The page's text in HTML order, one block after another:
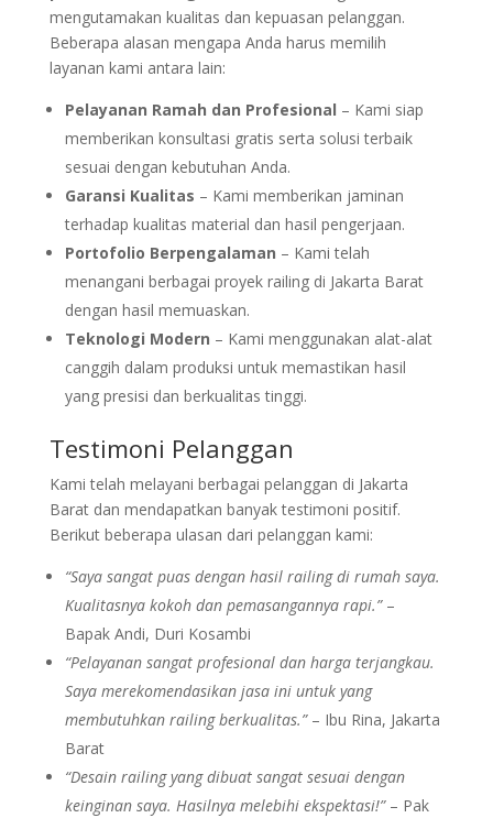
mengutamakan kualitas dan kepuasan pelanggan.
Beberapa alasan mengapa Anda harus memilih
layanan kami antara lain:
Pelayanan Ramah dan Profesional – Kami siap
memberikan konsultasi gratis serta solusi terbaik
sesuai dengan kebutuhan Anda.
Garansi Kualitas – Kami memberikan jaminan
terhadap kualitas material dan hasil pengerjaan.
Portofolio Berpengalaman – Kami telah
menangani berbagai proyek railing di Jakarta Barat
dengan hasil memuaskan.
Teknologi Modern – Kami menggunakan alat-alat
canggih dalam produksi untuk memastikan hasil
yang presisi dan berkualitas tinggi.
Testimoni Pelanggan
Kami telah melayani berbagai pelanggan di Jakarta
Barat dan mendapatkan banyak testimoni positif.
Berikut beberapa ulasan dari pelanggan kami:
“Saya sangat puas dengan hasil railing di rumah saya.
Kualitasnya kokoh dan pemasangannya rapi.”–
Bapak Andi, Duri Kosambi
“Pelayanan sangat profesional dan harga terjangkau.
Saya merekomendasikan jasa ini untuk yang
membutuhkan railing berkualitas.”– Ibu Rina, Jakarta
Barat
“Desain railing yang dibuat sangat sesuai dengan
keinginan saya. Hasilnya melebihi ekspektasi!”– Pak